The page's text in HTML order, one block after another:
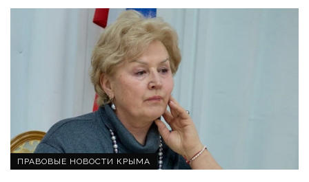
ПРАВОВЫЕ НОВОСТИ КРЫМА